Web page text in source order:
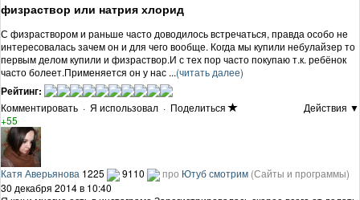
физраствор или натрия хлорид
С физраствором и раньше часто доводилось встречаться, правда особо не
интересовалась зачем он и для чего вообще. Когда мы купили небулайзер то
первым делом купили и физраствор.И с тех пор часто покупаю т.к. ребёнок
часто болеет.Применяется он у нас ...(читать далее)
Рейтинг:
Комментировать · Я использовал · Поделиться
Действия ▼
+55
Катя Аверьянова 1225 9110 про Ютуб смотрим (Сайты и программы)
30 декабря 2014 в 10:40